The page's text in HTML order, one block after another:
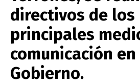
directivos de los
principales
comunicación
Gobierno.